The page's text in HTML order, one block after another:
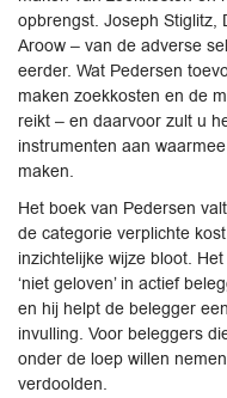
opbrengst. Joseph Stiglitz,
Aroow – van de adverse
eerder. Wat Pedersen
maken zoekkosten en de
reikt – en daarvoor zult u
instrumenten aan
maken.
Het boek van Pedersen
de categorie verplichte
inzichtelijke wijze bloot.
‘niet geloven’ in actief
en hij helpt de belegger
invulling. Voor beleggers
onder de loep willen
verdoolden.